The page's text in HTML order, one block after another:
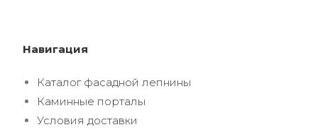
Навигация
Каталог фасадной лепнины
Каминные порталы
Условия доставки